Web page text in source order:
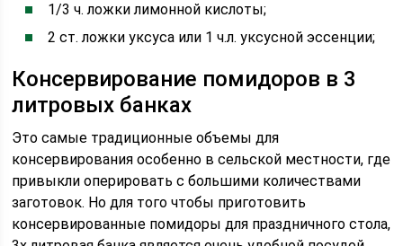
1/3 ч. ложки лимонной кислоты;
2 ст. ложки уксуса или 1 ч.л. уксусной эссенции;
Консервирование помидоров в 3
литровых банках
Это самые традиционные объемы для
консервирования особенно в сельской местности, где
привыкли оперировать с большими количествами
заготовок. Но для того чтобы приготовить
консервированные помидоры для праздничного стола,